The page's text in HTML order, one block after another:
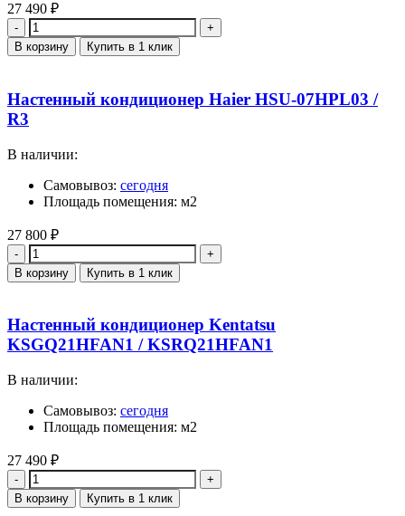
27 490 ₽
Количество
В корзину Купить в 1 клик
Настенный кондиционер Haier HSU-07HPL03 /
R3
В наличии:
Самовывоз: сегодня
Площадь помещения: м2
27 800 ₽
Количество
В корзину Купить в 1 клик
Настенный кондиционер Kentatsu
KSGQ21HFAN1 / KSRQ21HFAN1
В наличии:
Самовывоз: сегодня
Площадь помещения: м2
27 490 ₽
Количество
В корзину Купить в 1 клик